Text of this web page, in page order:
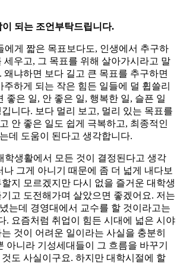
되는 조언부탁드립니다.
에게 짧은 목표보다도, 인생에서 추구하
세우고, 그 목표를 위해 살아가시라고 말
왜냐하면 보다 길고 큰 목표를 추구하면
하게 되는 작은 힘든 일들에 덜 휩쓸리
좋은 일, 안 좋은 일, 행복한 일, 슬픈 일
니다. 보다 멀리 보고, 멀리 있는 목표를
안 좋은 일도 쉽게 극복하고, 최종적인
데 도움이 된다고 생각합니다.
학생활에서 모든 것이 결정된다고 생각
나 그게 아니기 때문에 좀 더 넓게 내다보
지 모르겠지만 다시 없을 즐거운 대학생
고 도전해가며 살았으면 좋겠어요. 저는
는데 경영대에서 교수를 할 것이라고는
. 요즘처럼 취업이 힘든 시대에 넓은 시야
것이 어려운 일이라는 사실을 충분히
아니라 기성세대들이 그 흐름을 바꾸기
도 사실이구요. 하지만 대학시절에 할